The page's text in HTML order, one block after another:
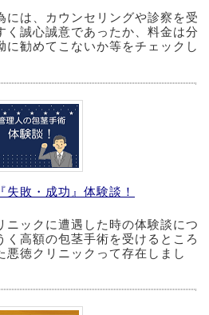
には、カウンセリングや診察を受
く誠心誠意であったか、料金は分
に勧めてこないか等をチェックし
敗・成功』体験談！
ニックに遭遇した時の体験談につ
く高額の包茎手術を受けるところ
悪徳クリニックって存在しまし